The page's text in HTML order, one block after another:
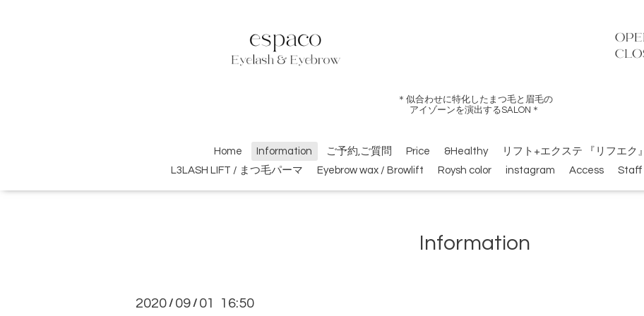
＊似合わせに特化したまつ毛と眉毛の
アイゾーンを演出するSALON＊
Home Information ご予約,ご質問 Price &Healthy リフト+エクステ 『リフエク』
L3LASH LIFT / まつ毛パーマ
Eyebrow wax / Browlift Roysh color instagram Access Staff
Information
2020 / 09 / 01 16:50